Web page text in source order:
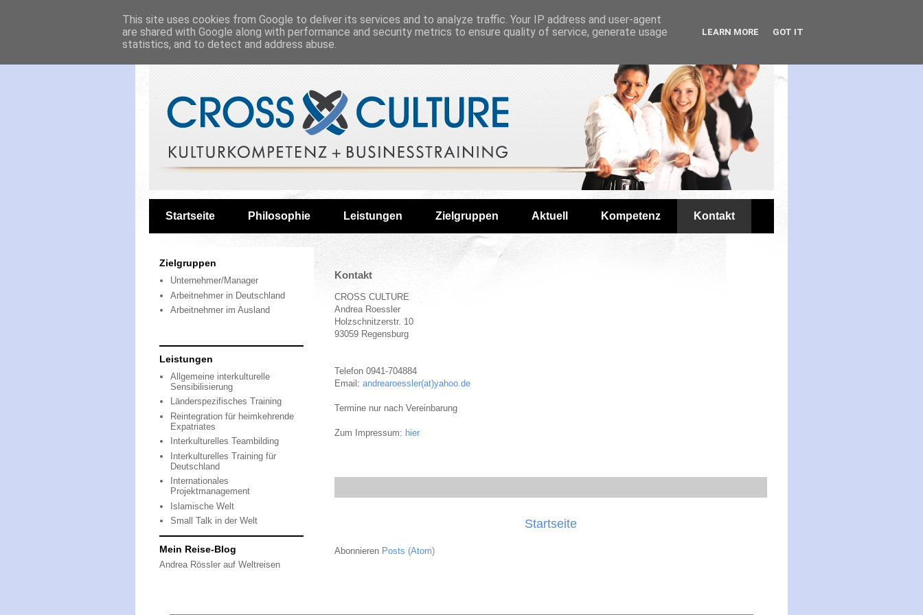
Startseite Philosophie Leistungen Zielgruppen Aktuell Kompetenz Kontakt
Kontakt
CROSS CULTURE
Andrea Roessler
Holzschnitzerstr. 10
93059 Regensburg
Telefon 0941-704884
Email: andrearoessler(at)yahoo.de
Termine nur nach Vereinbarung
Zum Impressum: hier
Startseite
Abonnieren Posts (Atom)
Zielgruppen
Unternehmer/Manager
Arbeitnehmer in Deutschland
Arbeitnehmer im Ausland
Leistungen
Allgemeine interkulturelle
Sensibilisierung
Länderspezifisches Training
Reintegration für heimkehrende
Expatriates
Interkulturelles Teambilding
Interkulturelles Training für
Deutschland
Internationales
Projektmanagement
Islamische Welt
Small Talk in der Welt
Mein Reise-Blog
Andrea Rössler auf Weltreisen
This site uses cookies from Google to deliver its services and to analyze traffic. Your IP address and user-agent
are shared with Google along with performance and security metrics to ensure quality of service, generate usage
statistics, and to detect and address abuse.
LEARN MORE GOT IT